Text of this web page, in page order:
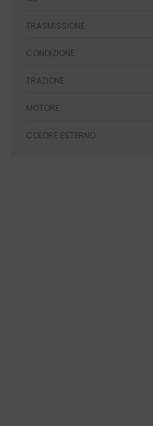
TRASMISSIONE
CONDIZIONE
TRAZIONE
MOTORE
COLORE ESTERNO